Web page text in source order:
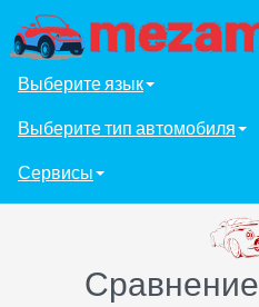
Выберите язык
Выберите тип автомобиля
Сервисы
Сравнение